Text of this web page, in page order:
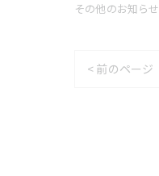
その他のお知らせ
< 前のページ